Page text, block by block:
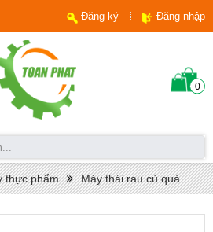
Đăng ký Đăng nhập
0
thực phẩm Máy thái rau củ quả